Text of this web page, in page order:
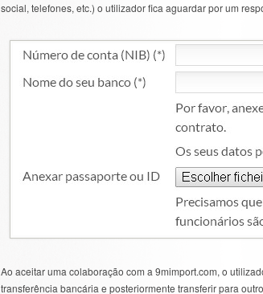
social, telefones, etc.) o utilizador fica aguardar por um
Ao aceitar uma colaboração com a 9mimport.com, o
transferência bancária e posteriormente transferir para